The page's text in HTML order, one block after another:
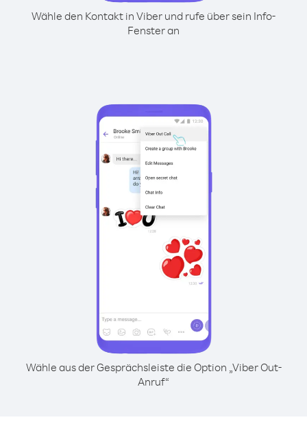
Wähle den Kontakt in Viber und rufe über sein Info-
Fenster an
Wähle aus der Gesprächsleiste die Option „Viber Out-
Anruf“